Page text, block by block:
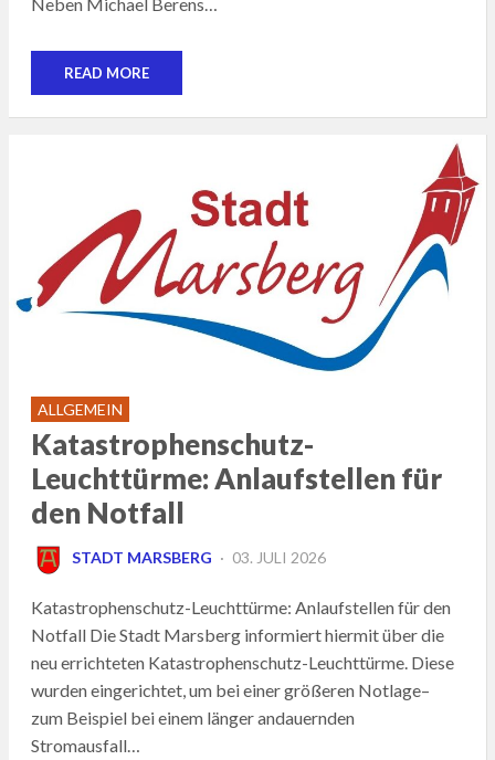
READ MORE
ALLGEMEIN
Katastrophenschutz-
Leuchttürme: Anlaufstellen für
den Notfall
STADT MARSBERG
POSTED
03. JULI 2026
Katastrophenschutz-Leuchttürme: Anlaufstellen für den
Notfall Die Stadt Marsberg informiert hiermit über die
neu errichteten Katastrophenschutz-Leuchttürme. Diese
wurden eingerichtet, um bei einer größeren Notlage–
zum Beispiel bei einem länger andauernden
Stromausfall…